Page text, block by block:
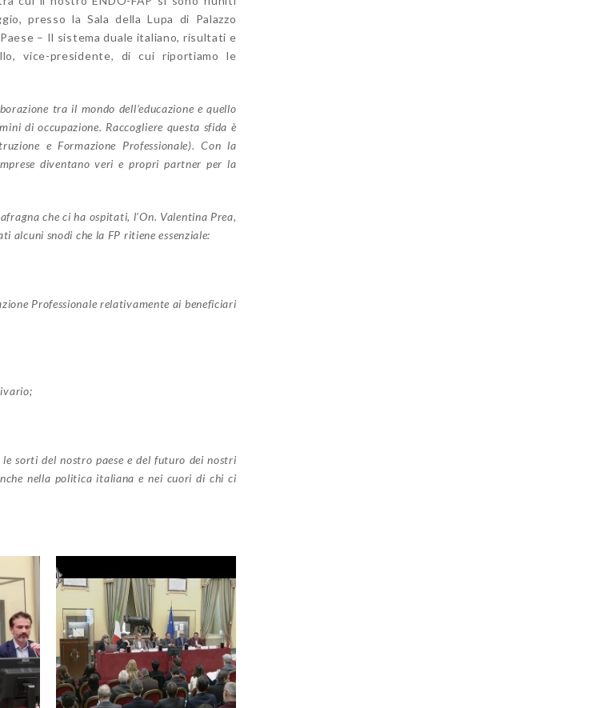
presso la Sala della Lupa di Palazzo
– Il sistema duale italiano, risultati e
vice-presidente, di cui riportiamo le
tra il mondo dell’educazione e quello
di occupazione. Raccogliere questa sfida è
e Formazione Professionale). Con la
diventano veri e propri partner per la
che ci ha ospitati, l’On. Valentina Prea,
alcuni snodi che la FP ritiene essenziale:
Professionale relativamente ai beneficiari
sorti del nostro paese e del futuro dei nostri
nella politica italiana e nei cuori di chi ci